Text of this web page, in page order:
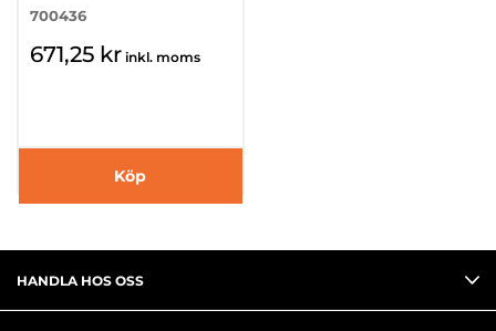
700436
671,25 kr inkl. moms
Köp
HANDLA HOS OSS